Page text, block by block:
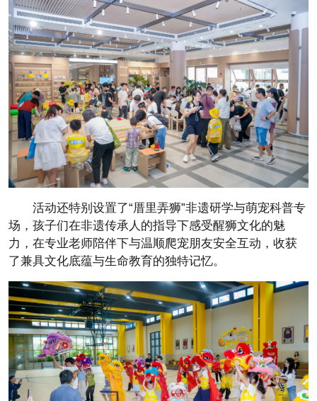
活动还特别设置了“厝里弄狮”非遗研学与萌宠科普专
场，孩子们在非遗传承人的指导下感受醒狮文化的魅
力，在专业老师陪伴下与温顺爬宠朋友安全互动，收获
了兼具文化底蕴与生命教育的独特记忆。